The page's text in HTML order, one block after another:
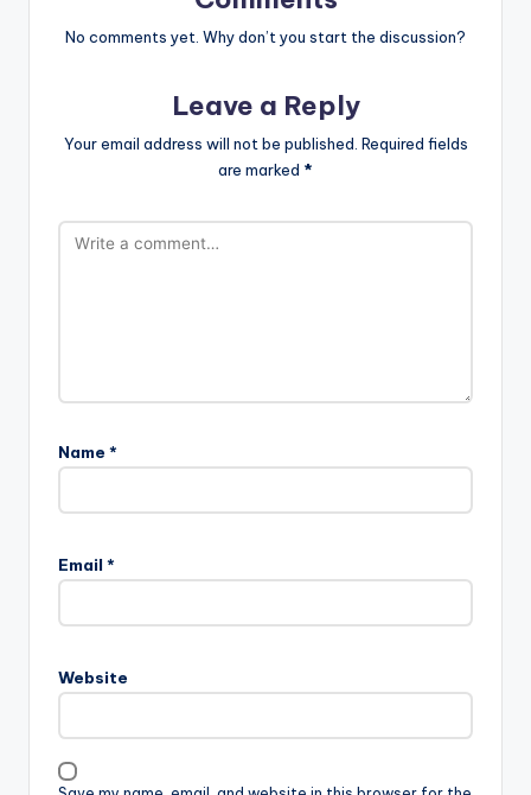
No comments yet. Why don’t you start the discussion?
Leave a Reply
Your email address will not be published. Required fields
are marked *
Name *
Email *
Website